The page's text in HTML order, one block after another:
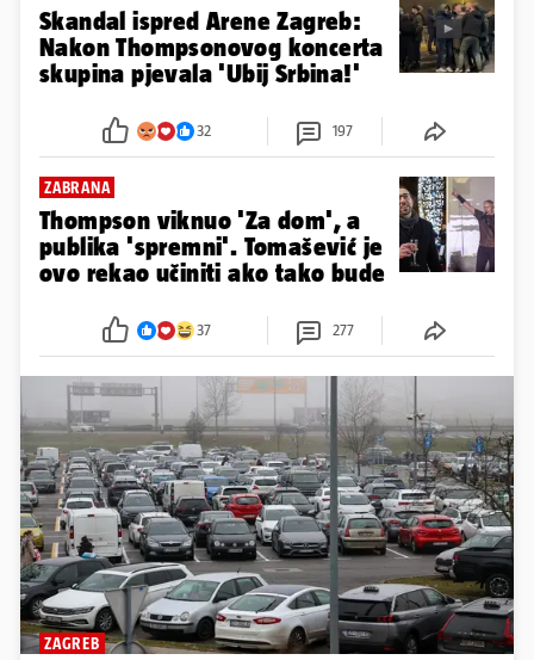
Skandal ispred Arene Zagreb:
Nakon Thompsonovog koncerta
skupina pjevala 'Ubij Srbina!'
32 197
ZABRANA
Thompson viknuo 'Za dom', a
publika 'spremni'. Tomašević je
ovo rekao učiniti ako tako bude
37 277
ZAGREB